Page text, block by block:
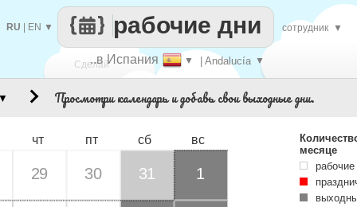
Сделай
..в Испания ▼ | Andalucía ▼
рабочие дни
RU EN ▼ сотрудник ▼
Просмотри календарь и добавь свои выходные дни.
чт пт сб вс
29 30 31 1
месяце